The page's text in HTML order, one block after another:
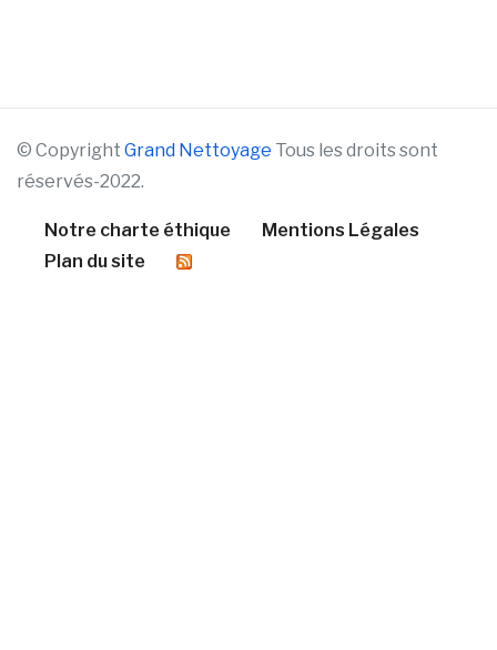
© Copyright Grand Nettoyage Tous les droits sont
réservés-2022.
Notre charte éthique
Mentions Légales
Plan du site